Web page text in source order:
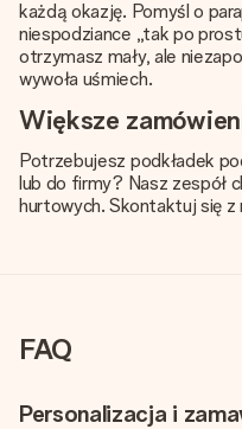
każdą okazję. Pomyśl o
niespodziance „tak po
otrzymasz mały, ale
wywoła uśmiech.
Większe
Potrzebujesz podkładek
lub do firmy? Nasz zespół
hurtowych. Skontaktuj się z
FAQ
Personalizacja i